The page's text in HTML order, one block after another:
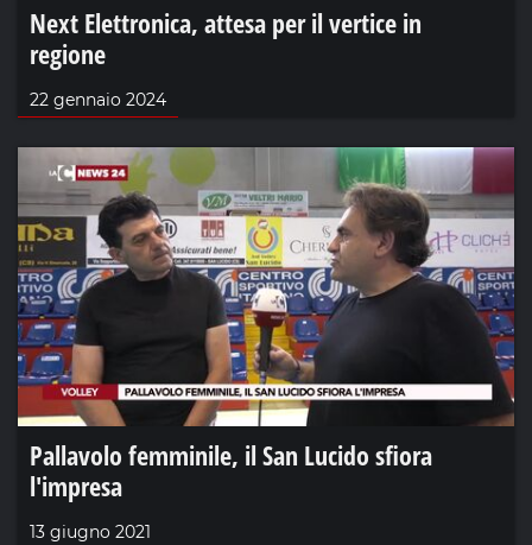
Next Elettronica, attesa per il vertice in
regione
22 gennaio 2024
Pallavolo femminile, il San Lucido sfiora
l'impresa
13 giugno 2021